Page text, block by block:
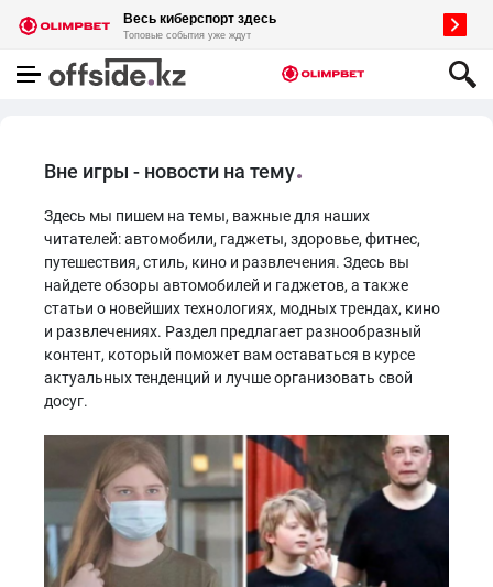
Вне игры - новости на тему
Здесь мы пишем на темы, важные для наших
читателей: автомобили, гаджеты, здоровье, фитнес,
путешествия, стиль, кино и развлечения. Здесь вы
найдете обзоры автомобилей и гаджетов, а также
статьи о новейших технологиях, модных трендах, кино
и развлечениях. Раздел предлагает разнообразный
контент, который поможет вам оставаться в курсе
актуальных тенденций и лучше организовать свой
досуг.